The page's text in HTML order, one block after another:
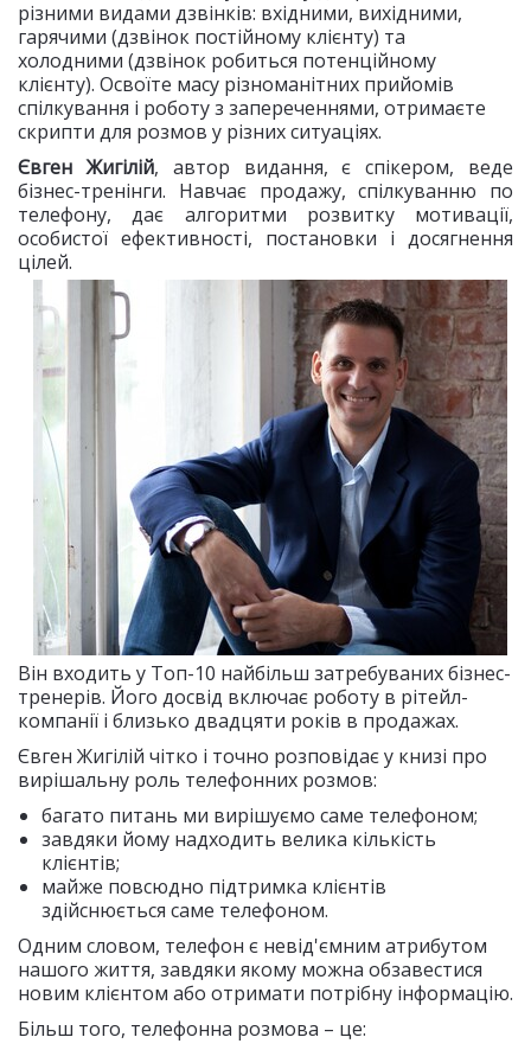
різними видами дзвінків: вхідними, вихідними,
гарячими (дзвінок постійному клієнту) та
холодними (дзвінок робиться потенційному
клієнту). Освоїте масу різноманітних прийомів
спілкування і роботу з запереченнями, отримаєте
скрипти для розмов у різних ситуаціях.
Євген Жигілій, автор видання, є спікером, веде
бізнес-тренінги. Навчає продажу, спілкуванню по
телефону, дає алгоритми розвитку мотивації,
особистої ефективності, постановки і досягнення
цілей.
Він входить у Топ-10 найбільш затребуваних бізнес-
тренерів. Його досвід включає роботу в рітейл-
компанії і близько двадцяти років в продажах.
Євген Жигілій чітко і точно розповідає у книзі про
вирішальну роль телефонних розмов:
багато питань ми вирішуємо саме телефоном;
завдяки йому надходить велика кількість
клієнтів;
майже повсюдно підтримка клієнтів
здійснюється саме телефоном.
Одним словом, телефон є невід'ємним атрибутом
нашого життя, завдяки якому можна обзавестися
новим клієнтом або отримати потрібну інформацію.
Більш того, телефонна розмова – це: